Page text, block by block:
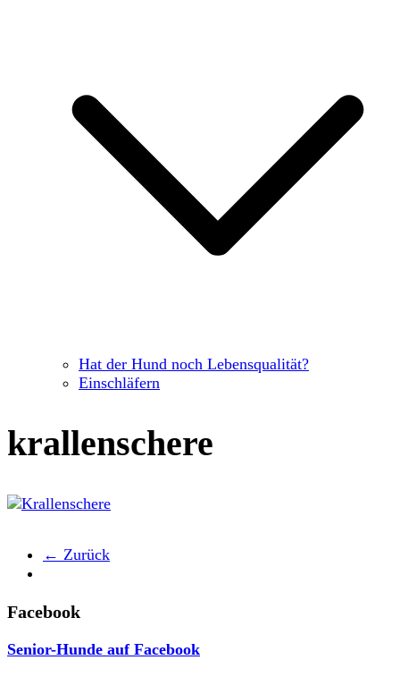
Hat der Hund noch Lebensqualität?
Einschläfern
krallenschere
← Zurück
Facebook
Senior-Hunde auf Facebook